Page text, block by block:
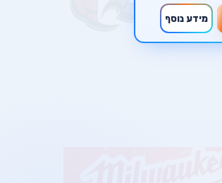
מידע נוסף